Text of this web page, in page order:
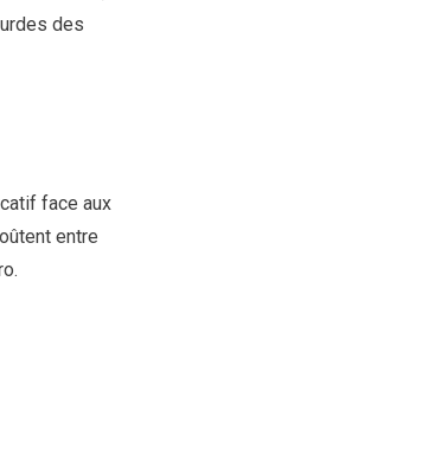
des
face aux
entre